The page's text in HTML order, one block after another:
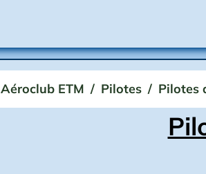
Aéroclub ETM Pilotes Pilotes